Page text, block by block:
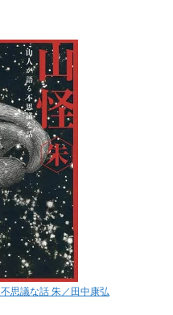
思議な話 朱／田中康弘